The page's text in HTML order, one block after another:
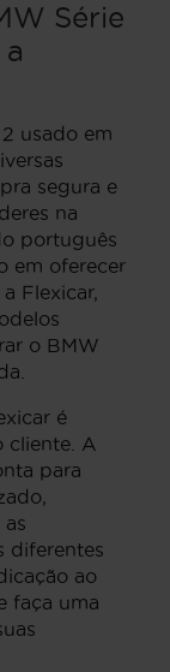
Série
usado em
segura e
na
português
em oferecer
Flexicar,
o BMW
é
cliente. A
para
diferentes
ao
faça uma